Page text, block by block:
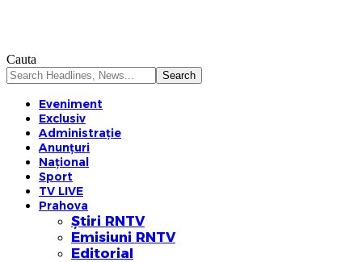
Cauta
Eveniment
Exclusiv
Administrație
Anunțuri
Național
Sport
TV LIVE
Prahova
Știri RNTV
Emisiuni RNTV
Editorial